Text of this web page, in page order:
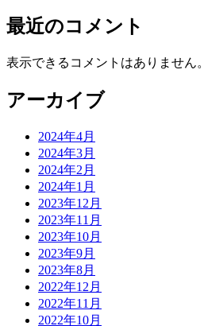
最近のコメント
表示できるコメントはありません。
アーカイブ
2024年4月
2024年3月
2024年2月
2024年1月
2023年12月
2023年11月
2023年10月
2023年9月
2023年8月
2022年12月
2022年11月
2022年10月